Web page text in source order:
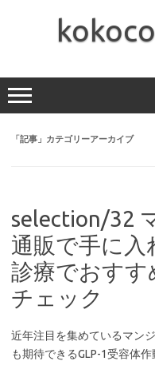
ッ
プ
「記事 」カテゴリーアーカイブ
selection/32
通販で手に入
診療でおす
チェック
近年注目を集めているマン
も期待できるGLP-1受容体